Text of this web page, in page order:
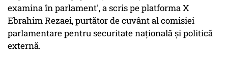
examina în parlament', a scris pe platforma X
Ebrahim Rezaei, purtător de cuvânt al comisiei
parlamentare pentru securitate naţională şi politică
externă.